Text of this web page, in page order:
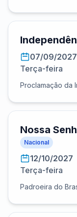
07/09/2027
Terça-feira
Proclamação da
Nossa
Nacional
12/10/2027
Terça-feira
Padroeira do